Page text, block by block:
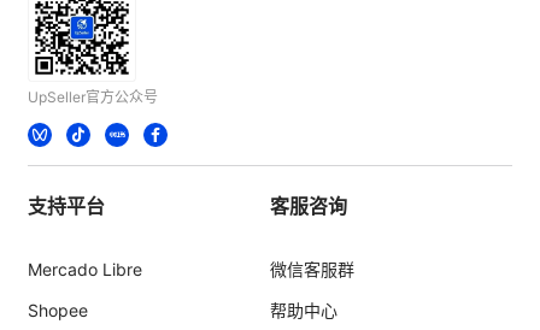
UpSeller官方公众号
支持平台
Mercado Libre
Shopee
客服咨询
微信客服群
帮助中心